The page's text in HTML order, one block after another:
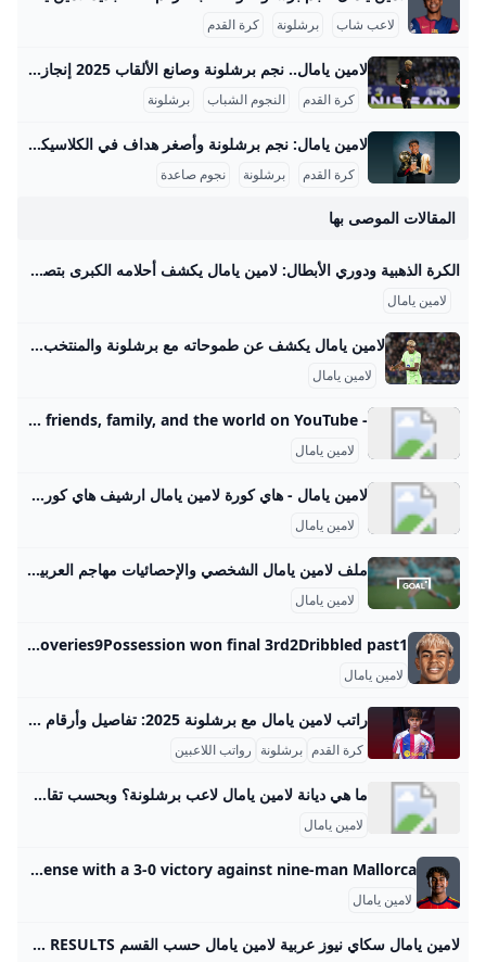
لاعب شاب برشلونة كرة القدم
لامين يامال.. نجم برشلونة وصانع الألقاب 2025 إنجازات لامين يامال في موسم 2024-2025 قدم لامين يامال موسمًا استثنائيًا مع نادي برشلونة وحدد نفسه كنجم صاعد في الكرة العالمية. فقد اختير كأفضل لاعب في العالم للموسم 2024-2025 من قبل صحيفة ماركا الإسبانية، متفوقًا على نجوم كبار مثل عثمان ديمبيلي وفيتينيا وفينيسيوس جونيور، حيث حصل على 3310 نقطة في تصويت لجنة تحكيم دولية مكونة من 133 عضوًا من صحفيين ولاعبين ومدربين سابقين. سجّل يامال 18 هدفًا وقدم 25 تمريرة حاسمة في مختلف البطولات، منها 9 أهداف و15 تمريرة حاسمة في الدوري الإسباني، و5 أهداف و4 تمريرات في دوري أبطال أوروبا، بالإضافة إلى أهداف وتمريرات حاسمة في كأس الملك وكأس السوبر الإسباني.
كرة القدم النجوم الشباب برشلونة
لامين يامال: نجم برشلونة وأصغر هداف في الكلاسيكو 2024 لامين يامال هو لاعب كرة قدم إسباني ناشئ أذهل المشاهدين والأخصائيين في موسم 2023-2024 بعد سلسلة من الإنجازات والأرقام القياسية التي حطمها على المستويين المحلي والدولي. في هذا الموسم، شارك يامال في 64 مباراة سجل خلالها 10 أهداف وقدم 14 تمريرة حاسمة، مما يجعله واحداً من أهم لاعبي فريق برشلونة ومنتخب إسبانيا الشاب. تم تصعيده للفريق الأول في برشلونة تحت قيادة المدرب تشافي هيرنانديز في صيف 2023 ونجح بسرعة في حجز مكانه الأساسي بفضل مهاراته في المراوغة والتمريرات الحاسمة والأهداف الحاسمة.
كرة القدم برشلونة نجوم صاعدة
المقالات الموصى بها
الكرة الذهبية ودوري الأبطال: لامين يامال يكشف أحلامه الكبرى بتصريحات نارية! نجم برشلونة الصاعد لامين يامال يفتح قلبه ويتحدث عن طموحه بتحقيق الكرة الذهبية ودوري أبطال أوروبا، ويكشف مرشحيه المفضلين. اكتشف مستقبل اللاروخا! منذ 4 ساعات في حوار حصري ومثير مع قناة “RTVE” الإسبانية، لم يتردد لامين يامال في التعبير عن طموحاته الجريئة. أكد النجم الشاب أن الفوز بلقب دوري أبطال أوروبا مع برشلونة سيكون إنجازًا مذهلاً، ليضيف بذلك فصلاً جديدًا لسجلات النادي الكتالوني العريقة. وبصراحة تامة، تطرق يامال إلى جائزة الكرة الذهبية، معتبرًا إياها حلم كل لاعب كرة قدم، ومن ينكر ذلك فهو غير صادق.
لامين يامال
لامين يامال يكشف عن طموحاته مع برشلونة والمنتخب الإسباني أكد لامين يامال نجم برشلونة الشاب أنه يحلم بالفوز بالكرة الذهبية، مشيرًا إلى أن وجوده ضمن المرشحين لهذا العام يعتبر إنجازًا كبيرًا في مسيرته المبكرة. الرئيسية رياضة لامين يامال يكشف عن طموحاته مع برشلونة والمنتخب الإسباني لامين يامال يكشف عن طموحاته مع برشلونة والمنتخب الإسباني رياضةمصطفى سيد 02 سبتمبر 2025 المصدر | AFP أكد لامين يامال، نجم برشلونة الصاعد، أن كل لاعب في العالم يحلم بالفوز بالكرة الذهبية، مشيرًا إلى أن وجوده في قائمة المرشحين لهذا العام يعد إنجازًا كبيرًا بالنسبة له، خاصة في ظل عمره الذي لا يتجاوز 18 عامًا.
لامين يامال
- YouTube Enjoy the videos and music you love, upload original content, and share it all with friends, family, and the world on YouTube.
لامين يامال
لامين يامال - هاي كورة لامين يامال ارشيف هاي كورة - لامين يامال
لامين يامال
ملف لامين يامال الشخصي والإحصائيات مهاجم العربية Goal.com استكشف الملف الشخصي للاعب مهاجم لامين يامال على GOAL، بما في ذلك إحصائيات مسيرته المهنية، وإنجازاته، وأحدث الأخبار والمزيد. برشلونة
لامين يامال
Lamine Yamal - stats career and market value Lamine Yamal, Team: Barcelona, Age: 18, Country: Spain, Height: 180 cm, Preferred foot: Left, Shirt: 10, Market value: €182.4M Barcelona Stats compared to other attacking midfielders/wingers On target: 35%TotalPer 90 Goals2Expected goals (xG)1.61xG on target (xGOT)1.65Penalty goals1Non-penalty xG0.82Shots20Shots on target7 Passing Assists2Expected assists (xA)1.17Successful passes96Pass accuracy80.0%Chances created7Successful crosses4Cross accuracy33.3% Possession Successful dribbles18Dribble success52.9%Touches232Touches in opposition box34Dispossessed2Fouls won7Penalties awarded1 Defending Tackles won5Tackles won %71.4%Duels won32Duels won %57.1%Fouls committed4Recoveries9Possession won final 3rd2Dribbled past1
لامين يامال
راتب لامين يامال مع برشلونة 2025: تفاصيل وأرقام مذهلة راتب اللاعب لامين يامال مع نادي برشلونة في عقده الجديد يعد من الأعلى بالنادي رغم صغر سنه، وتفاصيله تعكس ثقة كبيرة في موهبته ومستقبله. بدايةً، يتقاضى يامال راتباً سنوياً صافياً يبلغ حوالي 8 ملايين يورو، مع زيادة سنوية مقدارها 2 مليون يورو حتى انتهاء عقده في صيف 2031. هذا يعني أن راتبه قد يرتفع تدريجياً ليصل إلى 18 مليون يورو سنوياً في الموسم الأخير من عقده. من الجدير بالذكر أن هذه الزيادة تعكس تقديراً للنجم الشاب ودوره المتزايد مع الفريق، خاصة بعد أدائه المميز في موسم 2024-2025، حيث خاض 55 مباراة، سجل خلالها 18 هدفًا وقدم 25 تمريرة حاسمة.
كرة القدم برشلونة رواتب اللاعبين
ما هي ديانة لامين يامال لاعب برشلونة؟ وبحسب تقارير صحفية أبرزتها “ماركا”، فإن يامال سيحصل على راتب سنوي ثابت قدره 10 ملايين يورو، قابل للارتفاع إلى 20 مليونًا حال تحقيق عدد من المتغيرات المرتبطة بالأداء الفردي والجماعي، أبرزها الفوز بجوائز فردية كجائزة الكرة الذهبية.Jun 1, 2025
لامين يامال
Lamine Yamal - Soccer News Rumors & Updates FOX Sports Get the latest Soccer news on Lamine Yamal. Stay up to date with player news, rumors, updates, analysis, social feeds, and more at FOX Sports. Barcelona has fought back from a two-goal deficit to win 3-2 at Levante with a late own-goal by the hosts in the Spanish leagueAUGUST 23•Associated PressAtletico Madrid revamped its already deep squad this summer with its hopes set on mounting a title challenge in La LigaAUGUST 21•Associated PressBarcelona has kicked off its La Liga title defense with a 3-0 victory against nine-man Mallorca.
لامين يامال
لامين يامال سكاي نيوز عربية لامين يامال حسب القسم FILTER RESULTS حسب الصلة | حسب التاريخ حسب الصلة | حسب التاريخ l حسب القسم جميع الأقسام بحث متقدم جميع الفئات من التاريخالى التاريختحديث البحث اتصل بنا حول سكاي نيوز عربية برنامج التدريب الشروط والأحكام سياسة الخصوصية وظائف شاغرة أعلن معنا شاركنا برأيك تطبيقاتنا راديو مباشر ترددات القناة البث المباشر دليل البث شرق أوسط نافذة مغاربية مستجدات كورونا عالم رياضة الذكاء الاصطناعي اقتصاد منوعات غرفة الأخبار منصات القصة اقتصادكم وثائقيات مواجهة نيران صديقة نشرة إخبارية ترسل مباشرة لبريدك الإلكتروني يوميا